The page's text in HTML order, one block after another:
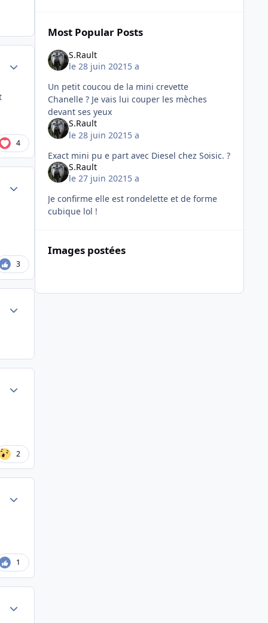
Author stats
4
Author stats
3
2
1
Most Popular Posts
S.Rault
le 28 juin 2021 5 a
Un petit coucou de la mini crevette
Chanelle ? Je vais lui couper les mèches
devant ses yeux
S.Rault
le 28 juin 2021 5 a
Exact mini pu e part avec Diesel chez Soisic. ?
S.Rault
le 27 juin 2021 5 a
Je confirme elle est rondelette et de forme
cubique lol !
Images postées